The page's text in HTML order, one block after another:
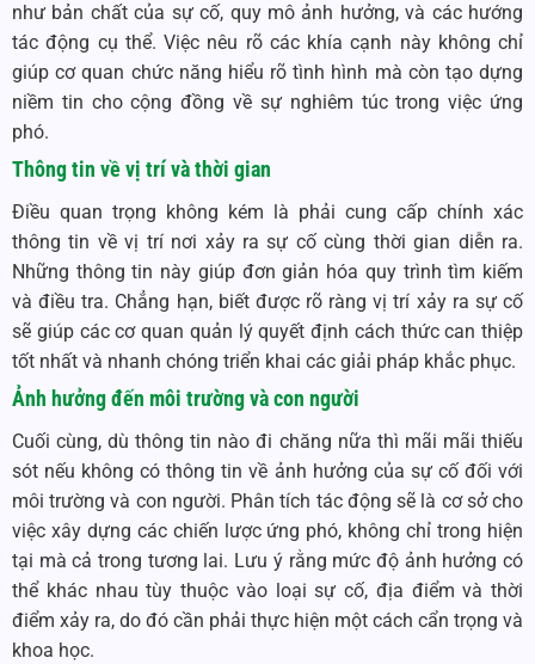
như bản chất của sự cố, quy mô ảnh hưởng, và các hướng
tác động cụ thể. Việc nêu rõ các khía cạnh này không chỉ
giúp cơ quan chức năng hiểu rõ tình hình mà còn tạo dựng
niềm tin cho cộng đồng về sự nghiêm túc trong việc ứng
phó.
Thông tin về vị trí và thời gian
Điều quan trọng không kém là phải cung cấp chính xác
thông tin về vị trí nơi xảy ra sự cố cùng thời gian diễn ra.
Những thông tin này giúp đơn giản hóa quy trình tìm kiếm
và điều tra. Chẳng hạn, biết được rõ ràng vị trí xảy ra sự cố
sẽ giúp các cơ quan quản lý quyết định cách thức can thiệp
tốt nhất và nhanh chóng triển khai các giải pháp khắc phục.
Ảnh hưởng đến môi trường và con người
Cuối cùng, dù thông tin nào đi chăng nữa thì mãi mãi thiếu
sót nếu không có thông tin về ảnh hưởng của sự cố đối với
môi trường và con người. Phân tích tác động sẽ là cơ sở cho
việc xây dựng các chiến lược ứng phó, không chỉ trong hiện
tại mà cả trong tương lai. Lưu ý rằng mức độ ảnh hưởng có
thể khác nhau tùy thuộc vào loại sự cố, địa điểm và thời
điểm xảy ra, do đó cần phải thực hiện một cách cẩn trọng và
khoa học.